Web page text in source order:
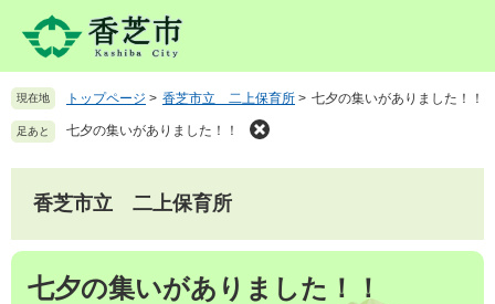
先
頭
す
を
飛
し
文
現在地 トップページ > 香芝市立 二上保育所 > 七夕の集いがありました！！
足あと 七夕の集いがありました！！
香芝市立 二上保育所
本
七夕の集いがありました！！